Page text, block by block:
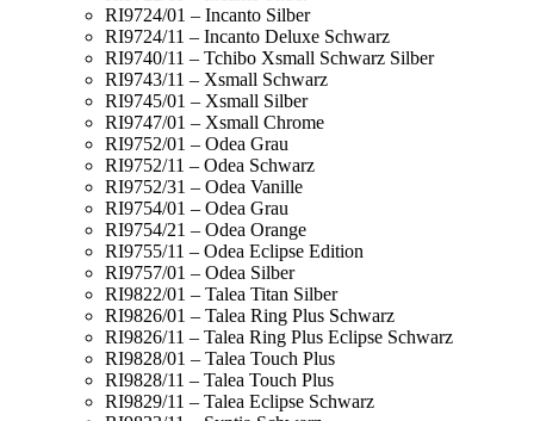
RI9724/01 – Incanto Silber
RI9724/11 – Incanto Deluxe Schwarz
RI9740/11 – Tchibo Xsmall Schwarz Silber
RI9743/11 – Xsmall Schwarz
RI9745/01 – Xsmall Silber
RI9747/01 – Xsmall Chrome
RI9752/01 – Odea Grau
RI9752/11 – Odea Schwarz
RI9752/31 – Odea Vanille
RI9754/01 – Odea Grau
RI9754/21 – Odea Orange
RI9755/11 – Odea Eclipse Edition
RI9757/01 – Odea Silber
RI9822/01 – Talea Titan Silber
RI9826/01 – Talea Ring Plus Schwarz
RI9826/11 – Talea Ring Plus Eclipse Schwarz
RI9828/01 – Talea Touch Plus
RI9828/11 – Talea Touch Plus
RI9829/11 – Talea Eclipse Schwarz